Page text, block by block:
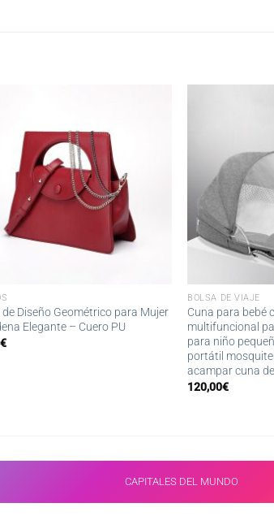
de Diseño Geométrico para Mujer
Elegante – Cuero PU
€
BOLSA DE VIAJE
Cuna para bebé
multifuncional
para niño
portátil
acampar cuna
120,00€
CAPITALES DEL MUNDO